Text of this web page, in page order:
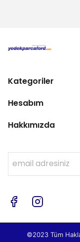
Kategoriler
Hesabım
Hakkımızda
©2023 Tüm